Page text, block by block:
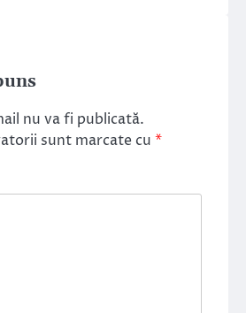
nu va fi publicată.
sunt marcate cu *